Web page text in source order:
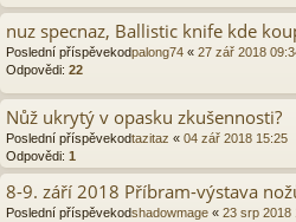
nuz specnaz, Ballistic knife kde
Poslední příspěvekodpalong74 « 27 zář 2018
Odpovědi: 22
Nůž ukrytý v opasku zkušennosti?
Poslední příspěvekodtazitaz « 04 zář 2018 15:25
Odpovědi: 1
8-9. září 2018 Příbram-výstava
Poslední příspěvekodshadowmage « 23 srp 2018